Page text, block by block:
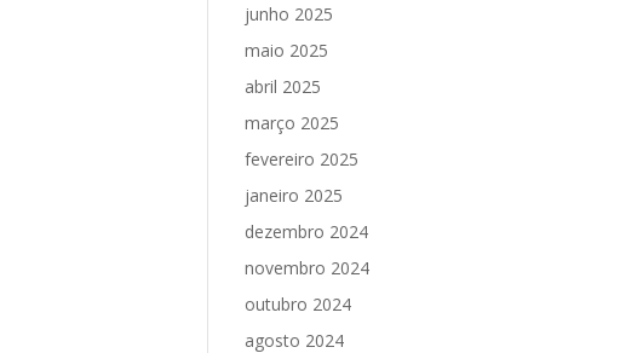
junho 2025
maio 2025
abril 2025
março 2025
fevereiro 2025
janeiro 2025
dezembro 2024
novembro 2024
outubro 2024
agosto 2024